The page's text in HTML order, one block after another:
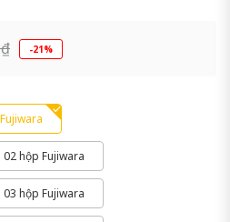
-21%
hộp Fujiwara
hộp Fujiwara